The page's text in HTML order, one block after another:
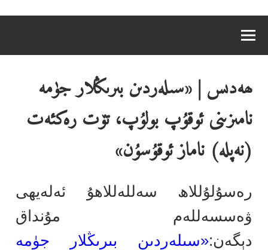
ھەدىس | «سىلەردىن بىرىڭلار جۈمە
نامىزىنى ئوقۇپ بولۇپ، تۆت رەكئەت
(نەپلە) ناماز ئوقۇسۇن»
رەسۇلۇللاھ سەللەللاھۇ ئەلەيھى
ۋەسسەللەم مۇنداق
دېگەن:«سىلەردىن بىرىڭلار جۈمە